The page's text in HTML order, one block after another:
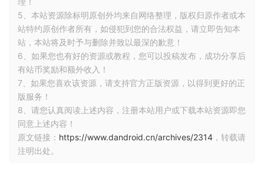
5、本站资源除标明原创外均来自网络整理，版权归原作者或本
站特约原创作者所有，如侵犯到您的合法权益，请立即告知本
站，本站将及时予与删除并致以最深的歉意！
6、如果您也有好的资源或教程，您可以投稿发布，成功分享后
有站币奖励和额外收入！
7、如果您喜欢该资源，请支持官方正版资源，以得到更好的正
版服务！
8、请您认真阅读上述内容，注册本站用户或下载本站资源即您
同意上述内容！
原文链接： https://www.dandroid.cn/archives/2314 ，转载请
注明出处。